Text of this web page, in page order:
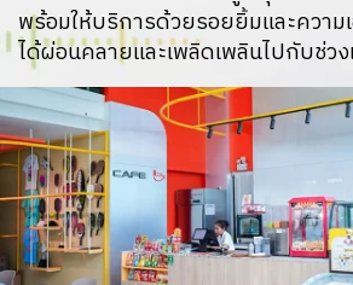
พร้อมให้บริการด้วยรอยยิ้มและความ
ได้ผ่อนคลายและเพลิดเพลินไปกับช่ว